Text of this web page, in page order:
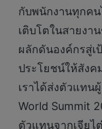
กับพนักงานทุกค
เติบโตในสายงา
ผลักดันองค์กรสู่เ
ประโยชน์ให้สังค
เราได้ส่งตัวแทน
World Summit
ตัวแทนจากเจียไ